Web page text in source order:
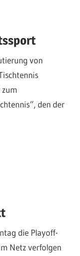
von
den der
die Playoff-
Netz verfolgen